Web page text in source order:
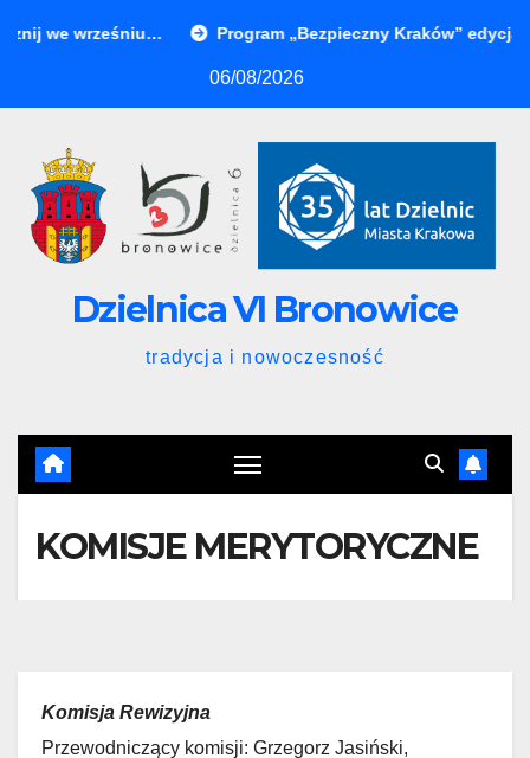
we wrześniu… Program „Bezpieczny Kraków” edycja
06/08/2026
Dzielnica VI Bronowice
tradycja i nowoczesność
KOMISJE MERYTORYCZNE
Komisja Rewizyjna
Przewodniczący komisji: Grzegorz Jasiński,